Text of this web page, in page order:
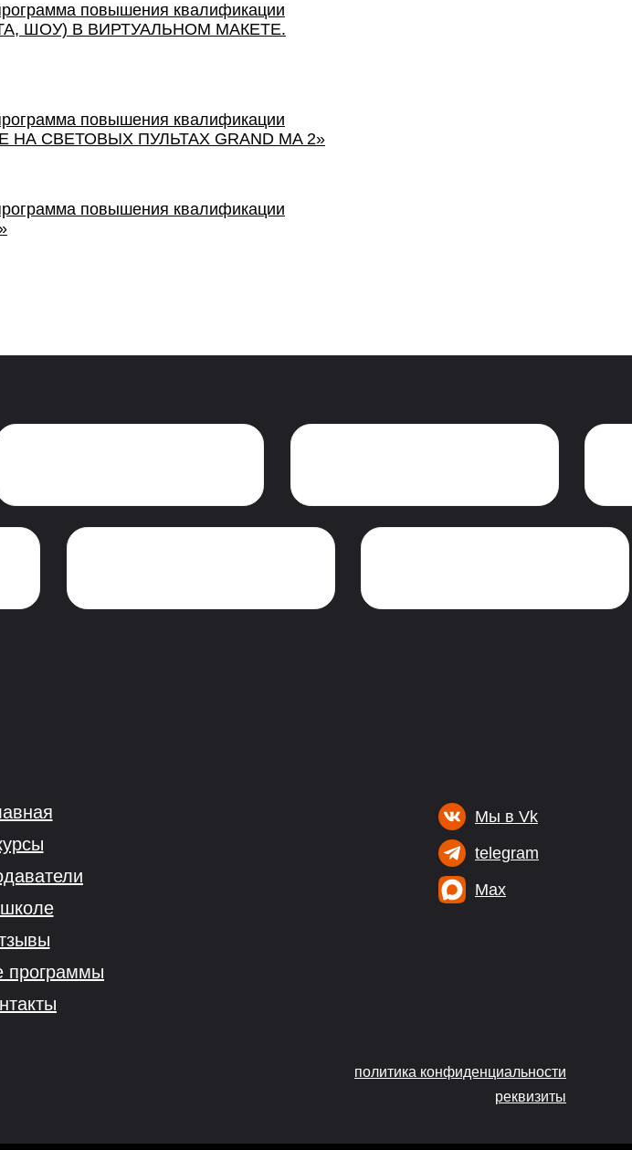
повышения квалификации
ШОУ) В ВИРТУАЛЬНОМ МАКЕТЕ.
повышения квалификации
СВЕТОВЫХ ПУЛЬТАХ GRAND MA 2»
повышения квалификации
реквизиты
программы
Мы в Vk
telegram
Max
политика конфиденциальности